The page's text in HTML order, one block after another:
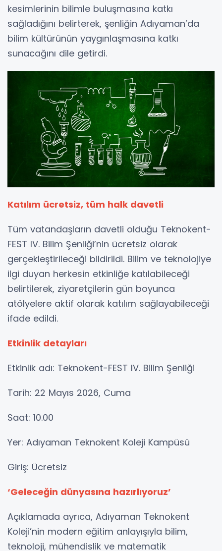
kesimlerinin bilimle buluşmasına katkı
sağladığını belirterek, şenliğin Adıyaman’da
bilim kültürünün yaygınlaşmasına katkı
sunacağını dile getirdi.
Katılım ücretsiz, tüm halk davetli
Tüm vatandaşların davetli olduğu Teknokent-
FEST IV. Bilim Şenliği’nin ücretsiz olarak
gerçekleştirileceği bildirildi. Bilim ve teknolojiye
ilgi duyan herkesin etkinliğe katılabileceği
belirtilerek, ziyaretçilerin gün boyunca
atölyelere aktif olarak katılım sağlayabileceği
ifade edildi.
Etkinlik detayları
Etkinlik adı: Teknokent-FEST IV. Bilim Şenliği
Tarih: 22 Mayıs 2026, Cuma
Saat: 10.00
Yer: Adıyaman Teknokent Koleji Kampüsü
Giriş: Ücretsiz
‘Geleceğin dünyasına hazırlıyoruz’
Açıklamada ayrıca, Adıyaman Teknokent
Koleji’nin modern eğitim anlayışıyla bilim,
teknoloji, mühendislik ve matematik